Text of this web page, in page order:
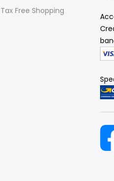
Tax Free Shopping